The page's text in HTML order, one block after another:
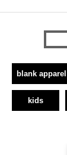
blank
kids